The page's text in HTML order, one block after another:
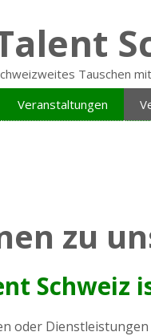
Tauschen
Veranstaltungen
zu
Schweiz
oder